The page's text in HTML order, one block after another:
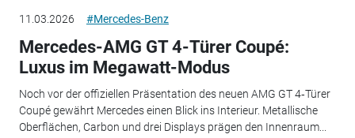
11.03.2026 #Mercedes-Benz
Mercedes-AMG GT 4-Türer Coupé:
Luxus im Megawatt-Modus
Noch vor der offiziellen Präsentation des neuen AMG GT 4‑Türer
Coupé gewährt Mercedes einen Blick ins Interieur. Metallische
Oberflächen, Carbon und drei Displays prägen den Innenraum...